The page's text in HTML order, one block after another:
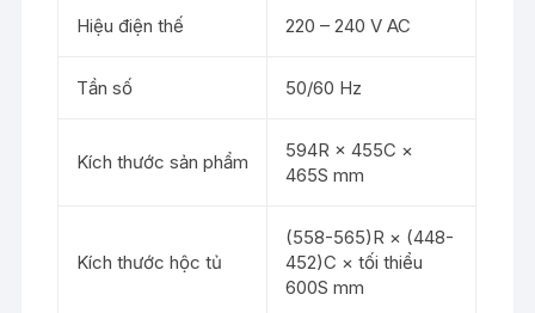
Hiệu điện thế 220 – 240 V AC
Tần số 50/60 Hz
Kích thước sản phẩm
594R × 455C ×
465S mm
Kích thước hộc tủ
(558-565)R × (448-
452)C × tối thiểu
600S mm